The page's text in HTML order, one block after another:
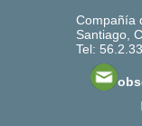
Compañía
Santiago,
Tel: